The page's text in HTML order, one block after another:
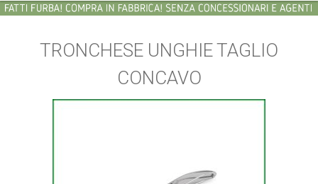
TRONCHESE UNGHIE TAGLIO
CONCAVO